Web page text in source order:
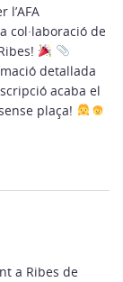
l’AFA
col·laboració de
detallada
acaba el
plaça!
a Ribes de